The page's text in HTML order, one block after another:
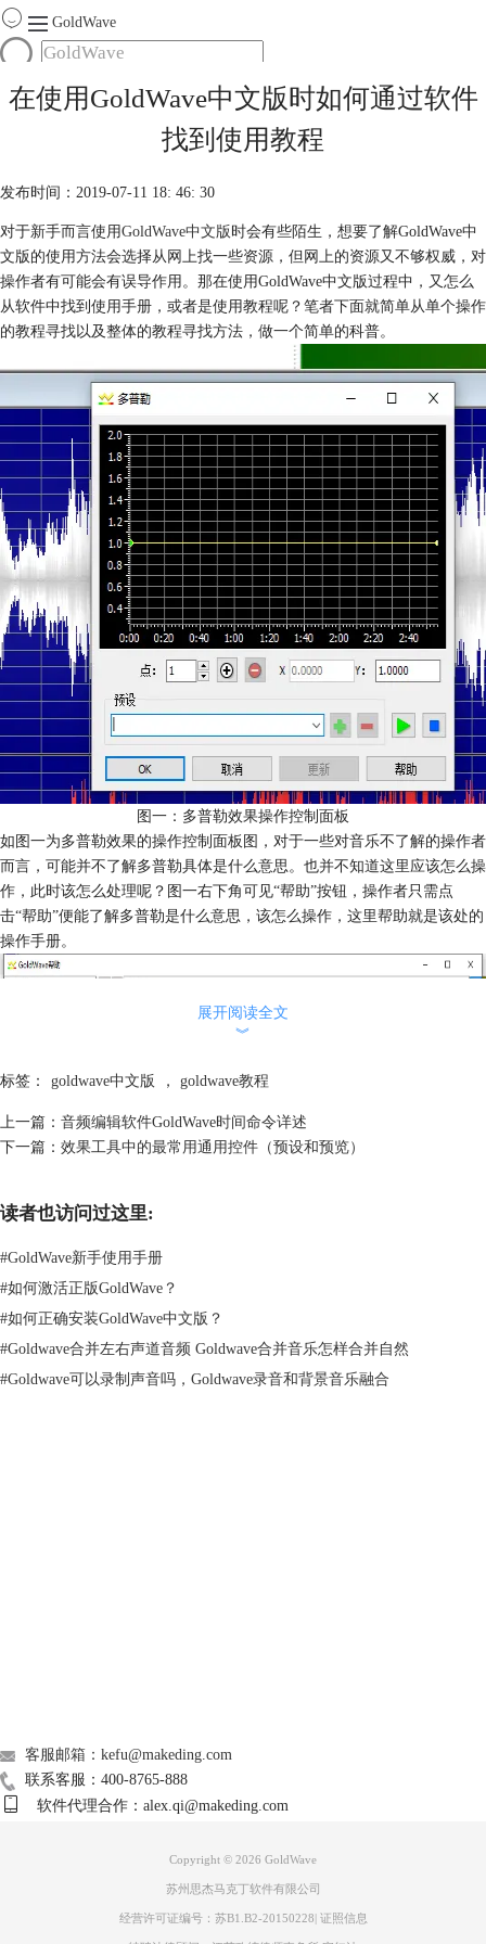
GoldWave
首页
产品
购买
在使用GoldWave中文版时如何通过软件
找到使用教程
发布时间：2019-07-11 18: 46: 30
对于新手而言使用GoldWave中文版时会有些陌生，想要了解GoldWave中
文版的使用方法会选择从网上找一些资源，但网上的资源又不够权威，对
操作者有可能会有误导作用。那在使用GoldWave中文版过程中，又怎么
从软件中找到使用手册，或者是使用教程呢？笔者下面就简单从单个操作
的教程寻找以及整体的教程寻找方法，做一个简单的科普。
图一：多普勒效果操作控制面板
如图一为多普勒效果的操作控制面板图，对于一些对音乐不了解的操作者
而言，可能并不了解多普勒具体是什么意思。也并不知道这里应该怎么操
作，此时该怎么处理呢？图一右下角可见“帮助”按钮，操作者只需点
击“帮助”便能了解多普勒是什么意思，该怎么操作，这里帮助就是该处的
操作手册。
图三所示为图二的多普勒英文操作手册的翻译，对于已经购买了
GoldWave中文版的操作者，如果对软件的内容不了解，可以向客服索要
一下翻译英文操作手册的方法。此处对于多普勒效果的操作便不做讲解，
展开阅读全文
︾
标签： goldwave中文版 ， goldwave教程
上一篇： 音频编辑软件GoldWave时间命令详述
下一篇： 效果工具中的最常用通用控件（预设和预览）
读者也访问过这里:
#GoldWave新手使用手册
#如何激活正版GoldWave？
#如何正确安装GoldWave中文版？
#Goldwave合并左右声道音频 Goldwave合并音乐怎样合并自然
#Goldwave可以录制声音吗，Goldwave录音和背景音乐融合
客服邮箱：kefu@makeding.com
联系客服：400-8765-888
软件代理合作：alex.qi@makeding.com
Copyright © 2026 GoldWave
苏州思杰马克丁软件有限公司
经营许可证编号：苏B1.B2-20150228| 证照信息